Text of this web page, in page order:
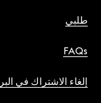
طلبي
FAQs
إلغاء الاشتراك في